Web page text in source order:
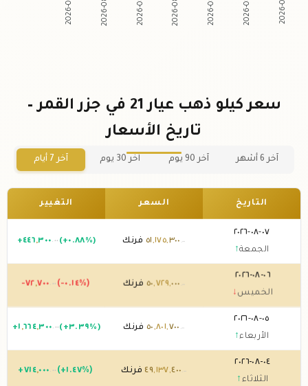
سعر كيلو ذهب عيار 21 في جزر القمر –
تاريخ الأسعار
آخر 6 أشهر آخر 90 يوم آخر 30 يوم آخر 7 أيام
التاريخ السعر التغيير
٠٧-٠٨-٢٠٢٦
الجمعة↑
٥١,١٧٥,٣٠٠ .٠٠ فرنك +٤٤٦,٣٠٠ .٠٠ (+٠.٨٨%)
٠٦-٠٨-٢٠٢٦
الخميس ↓
٥٠,٧٢٩,٠٠٠ فرنك -٧٢,٧٠٠ .٠٠ (-٠.١٤%)
٠٥-٠٨-٢٠٢٦
الأربعاء↑
٥٠,٨٠١,٧٠٠ .٠٠ فرنك +١ ,٦٦٤,٣٠٠ .٠٠ (+٣.٣٩%)
٠٤-٠٨-٢٠٢٦
الثلاثاء ↑
٤٩,١٣٧ ,٤٠٠ .٠٠ فرنك +٧١٤,٠٠٠ .٠٠ (+١.٤٧%)